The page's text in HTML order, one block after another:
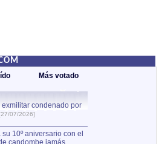
Más votado
condenado por
07/2026]
10º aniversario con el
candombe jamás